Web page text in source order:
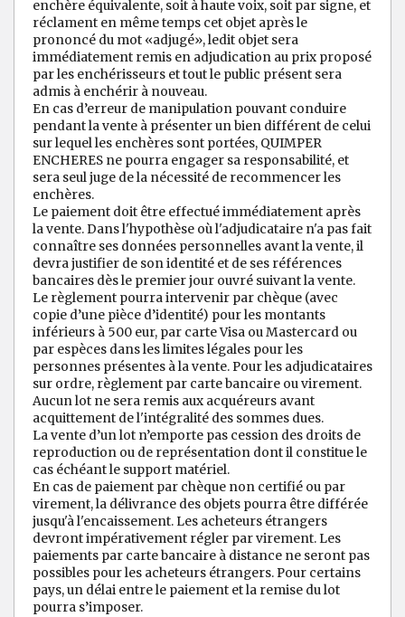
enchère équivalente, soit à haute voix, soit par signe, et
réclament en même temps cet objet après le
prononcé du mot «adjugé», ledit objet sera
immédiatement remis en adjudication au prix proposé
par les enchérisseurs et tout le public présent sera
admis à enchérir à nouveau.
En cas d’erreur de manipulation pouvant conduire
pendant la vente à présenter un bien différent de celui
sur lequel les enchères sont portées, QUIMPER
ENCHERES ne pourra engager sa responsabilité, et
sera seul juge de la nécessité de recommencer les
enchères.
Le paiement doit être effectué immédiatement après
la vente. Dans l'hypothèse où l'adjudicataire n'a pas fait
connaître ses données personnelles avant la vente, il
devra justifier de son identité et de ses références
bancaires dès le premier jour ouvré suivant la vente.
Le règlement pourra intervenir par chèque (avec
copie d’une pièce d’identité) pour les montants
inférieurs à 500 eur, par carte Visa ou Mastercard ou
par espèces dans les limites légales pour les
personnes présentes à la vente. Pour les adjudicataires
sur ordre, règlement par carte bancaire ou virement.
Aucun lot ne sera remis aux acquéreurs avant
acquittement de l'intégralité des sommes dues.
La vente d’un lot n’emporte pas cession des droits de
reproduction ou de représentation dont il constitue le
cas échéant le support matériel.
En cas de paiement par chèque non certifié ou par
virement, la délivrance des objets pourra être différée
jusqu'à l'encaissement. Les acheteurs étrangers
devront impérativement régler par virement. Les
paiements par carte bancaire à distance ne seront pas
possibles pour les acheteurs étrangers. Pour certains
pays, un délai entre le paiement et la remise du lot
pourra s’imposer.